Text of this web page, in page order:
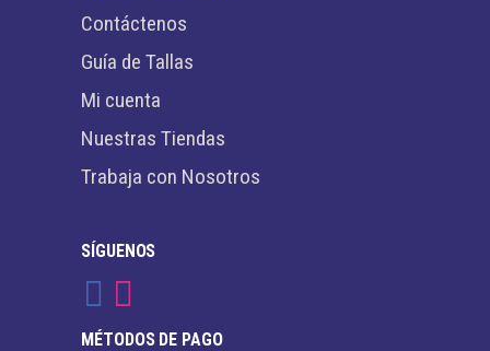
Contáctenos
Guía de Tallas
Mi cuenta
Nuestras Tiendas
Trabaja con Nosotros
SÍGUENOS
MÉTODOS DE PAGO